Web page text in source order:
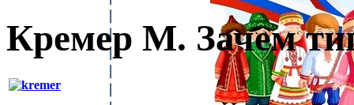
Кремер М. Зачем